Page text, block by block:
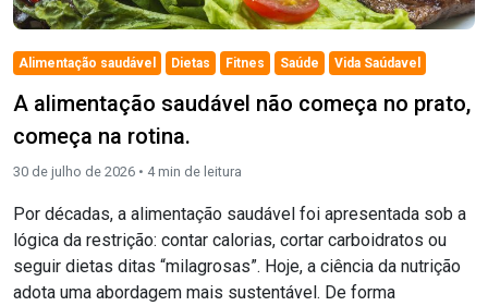
Alimentação saudável Dietas Fitnes Saúde Vida Saúdavel
A alimentação saudável não começa no prato,
começa na rotina.
30 de julho de 2026 • 4 min de leitura
Por décadas, a alimentação saudável foi apresentada sob a
lógica da restrição: contar calorias, cortar carboidratos ou
seguir dietas ditas “milagrosas”. Hoje, a ciência da nutrição
adota uma abordagem mais sustentável. De forma